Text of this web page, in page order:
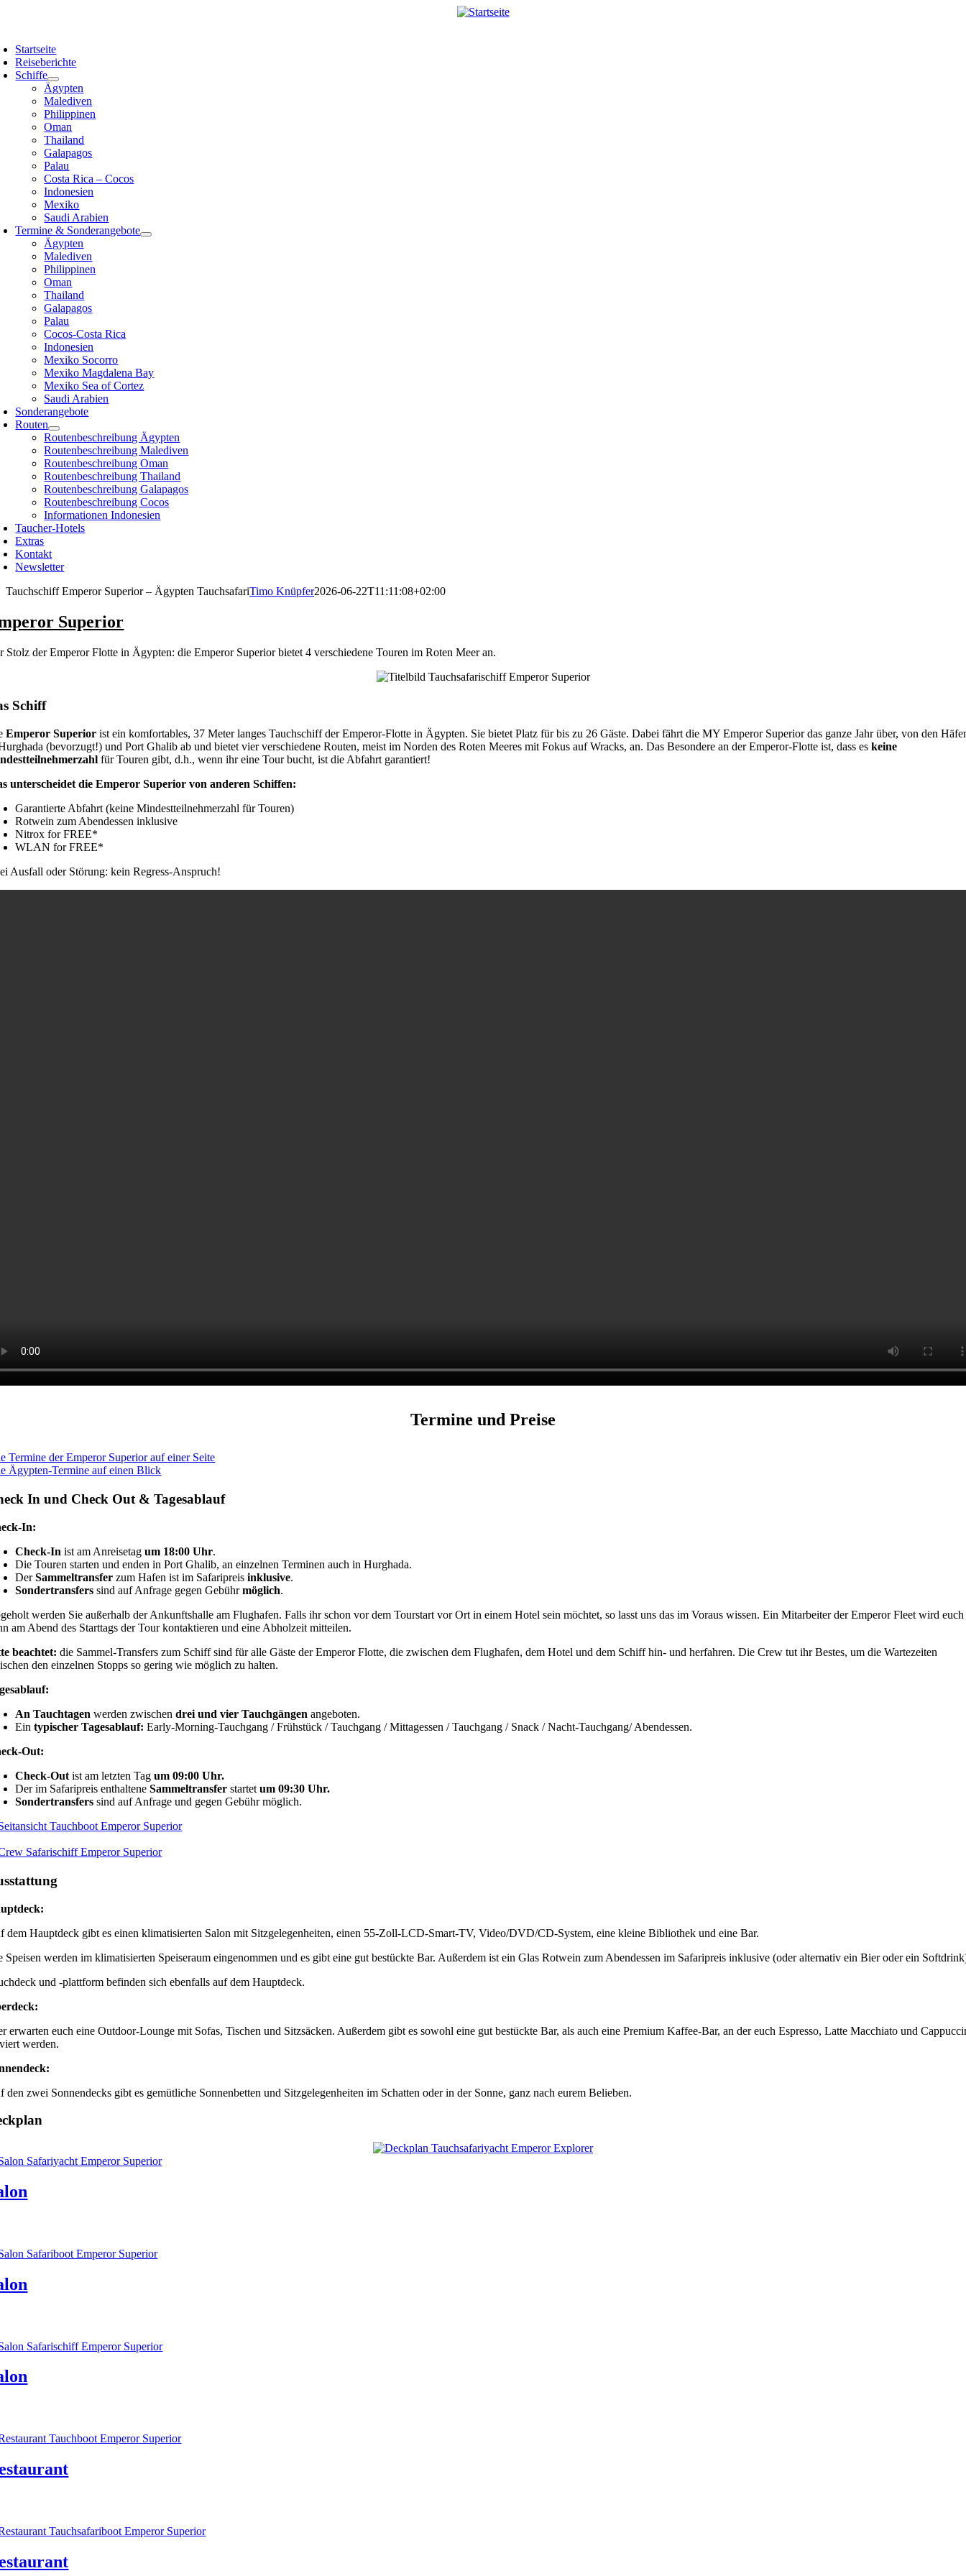
Startseite
Reiseberichte
Schiffe
Ägypten
Malediven
Philippinen
Oman
Thailand
Galapagos
Palau
Costa Rica – Cocos
Indonesien
Mexiko
Saudi Arabien
Termine & Sonderangebote
Ägypten
Malediven
Philippinen
Oman
Thailand
Galapagos
Palau
Cocos-Costa Rica
Indonesien
Mexiko Socorro
Mexiko Magdalena Bay
Mexiko Sea of Cortez
Saudi Arabien
Sonderangebote
Routen
Routenbeschreibung Ägypten
Routenbeschreibung Malediven
Routenbeschreibung Oman
Routenbeschreibung Thailand
Routenbeschreibung Galapagos
Routenbeschreibung Cocos
Informationen Indonesien
Taucher-Hotels
Extras
Kontakt
Newsletter
Tauchschiff Emperor Superior – Ägypten TauchsafariTimo Knüpfer2026-06-22T11:11:08+02:00
Superior
Stolz der Emperor Flotte in Ägypten: die Emperor Superior bietet 4 verschiedene Touren im Roten Meer an.
Schiff
Emperor Superior ist ein komfortables, 37 Meter langes Tauchschiff der Emperor-Flotte in Ägypten. Sie bietet Platz für bis zu 26 Gäste. Dabei fährt die MY Emperor Superior das ganze Jahr über, von den
(bevorzugt!) und Port Ghalib ab und bietet vier verschiedene Routen, meist im Norden des Roten Meeres mit Fokus auf Wracks, an. Das Besondere an der Emperor-Flotte ist, dass eskeine
für Touren gibt, d.h., wenn ihr eine Tour bucht, ist die Abfahrt garantiert!
unterscheidet die Emperor Superior von anderen Schiffen:
Garantierte Abfahrt (keine Mindestteilnehmerzahl für Touren)
Rotwein zum Abendessen inklusive
Nitrox for FREE*
WLAN for FREE*
Ausfall oder Störung: kein Regress-Anspruch!
Termine und Preise
Termine der Emperor Superior auf einer Seite
Ägypten-Termine auf einen Blick
In und Check Out & Tagesablauf
In:
Check-In ist am Anreisetagum 18:00 Uhr.
Die Touren starten und enden in Port Ghalib, an einzelnen Terminen auch in Hurghada.
DerSammeltransfer zum Hafen ist im Safaripreisinklusive.
Sondertransfers sind auf Anfrage gegen Gebührmöglich.
werden Sie außerhalb der Ankunftshalle am Flughafen. Falls ihr schon vor dem Tourstart vor Ort in einem Hotel sein möchtet, so lasst uns das im Voraus wissen. Ein Mitarbeiter der Emperor Fleet wird euch
am Abend des Starttags der Tour kontaktieren und eine Abholzeit mitteilen.
beachtet: die Sammel-Transfers zum Schiff sind für alle Gäste der Emperor Flotte, die zwischen dem Flughafen, dem Hotel und dem Schiff hin- und herfahren. Die Crew tut ihr Bestes, um die Wartezeiten
den einzelnen Stopps so gering wie möglich zu halten.
An Tauchtagen werden zwischendrei und vier Tauchgängen angeboten.
Ein typischer Tagesablauf: Early-Morning-Tauchgang / Frühstück / Tauchgang / Mittagessen / Tauchgang / Snack / Nacht-Tauchgang/ Abendessen.
Out:
Check-Out ist am letzten Tagum 09:00 Uhr.
Der im Safaripreis enthalteneSammeltransfer startetum 09:30 Uhr.
Sondertransfers sind auf Anfrage und gegen Gebühr möglich.
dem Hauptdeck gibt es einen klimatisierten Salon mit Sitzgelegenheiten, einen 55-Zoll-LCD-Smart-TV, Video/DVD/CD-System, eine kleine Bibliothek und eine Bar.
Speisen werden im klimatisierten Speiseraum eingenommen und es gibt eine gut bestückte Bar. Außerdem ist ein Glas Rotwein zum Abendessen im Safaripreis inklusive (oder alternativ ein Bier oder ein
und -plattform befinden sich ebenfalls auf dem Hauptdeck.
erwarten euch eine Outdoor-Lounge mit Sofas, Tischen und Sitzsäcken. Außerdem gibt es sowohl eine gut bestückte Bar, als auch eine Premium Kaffee-Bar, an der euch Espresso, Latte Macchiato und
werden.
den zwei Sonnendecks gibt es gemütliche Sonnenbetten und Sitzgelegenheiten im Schatten oder in der Sonne, ganz nach eurem Belieben.